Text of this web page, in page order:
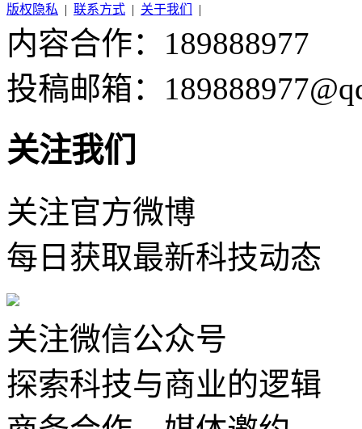
版权隐私 | 联系方式 | 关于我们 |
内容合作：189888977
投稿邮箱：
关注我们
关注官方微博
每日获取最新科技动态
关注微信公众号
探索科技与商业的逻辑